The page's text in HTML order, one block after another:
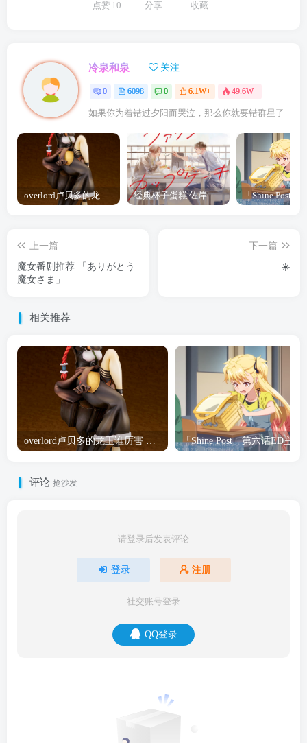
点赞 10 分享 收藏
冷泉和泉 关注
0 6098 0 6.1W+ 49.6W+
如果你为着错过夕阳而哭泣，那么你就要错群星了
overlord卢贝多的龙王谁厉害 「Overlord」露普斯蕾琪娜·贝塔手办开订 经典杯子蛋糕 佐岸 漫画「经典杯子蛋糕」宣布真人日剧化
上一篇
魔女番剧推荐 「ありがとう
魔女さま」
下一篇
☀️
相关推荐
评论 抢沙发
请登录后发表评论
登录 注册
社交账号登录
QQ登录